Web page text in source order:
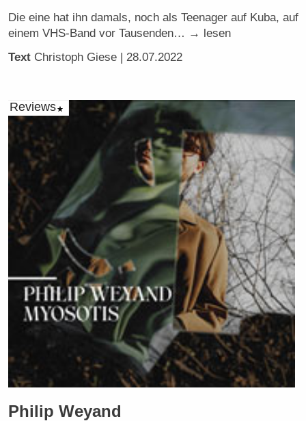
Die eine hat ihn damals, noch als Teenager auf Kuba, auf
einem VHS-Band vor Tausenden… → lesen
Text Christoph Giese | 28.07.2022
Reviews
Philip Weyand